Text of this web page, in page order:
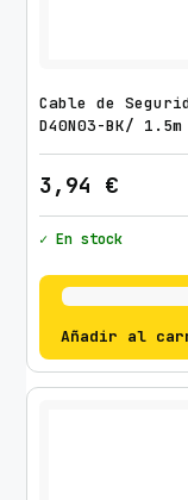
Cable de
D40N03-BK/ 1.5m
3,94 €
✓ En stock
Añadir al